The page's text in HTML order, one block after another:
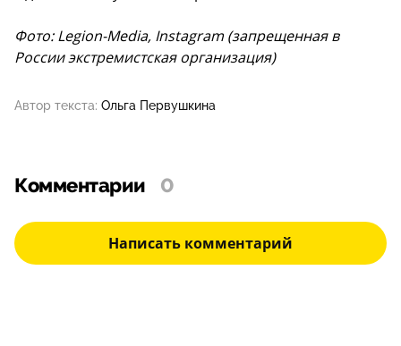
Фото: Legion-Media, Instagram (запрещенная в
России экстремистская организация)
Автор текста: Ольга Первушкина
Комментарии 0
Написать комментарий